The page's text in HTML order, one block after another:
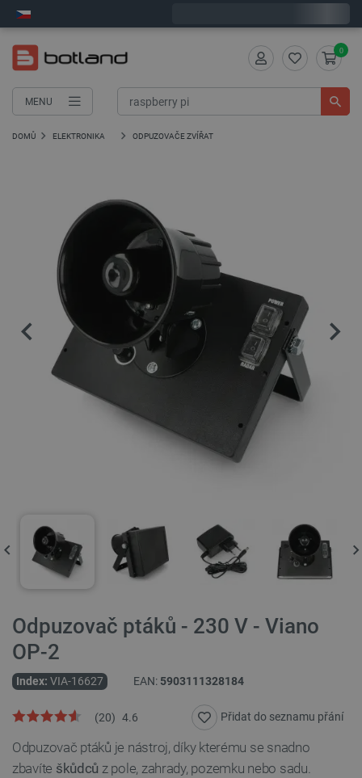
MENU
0
DOMŮ ELEKTRONIKA ODPUZOVAČE ZVÍŘAT
Odpuzovač ptáků - 230 V - Viano
OP-2
Index: VIA-16627 EAN: 5903111328184
4.6
(20) Přidat do seznamu přání
Odpuzovač ptáků je nástroj, díky kterému se snadno
zbavíte škůdců z pole, zahrady, pozemku nebo sadu.